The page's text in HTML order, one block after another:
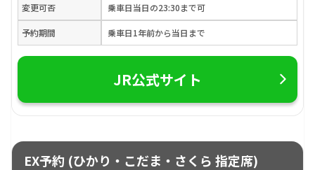
変更可否 乗車日当日の23:30まで可
予約期間 乗車日1年前から当日まで
JR公式サイト
EX予約 (ひかり・こだま・さくら 指定席)